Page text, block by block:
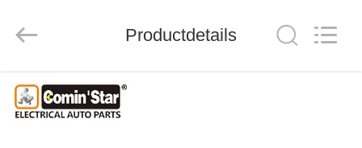
HUIS
Ltd..
Productdetails